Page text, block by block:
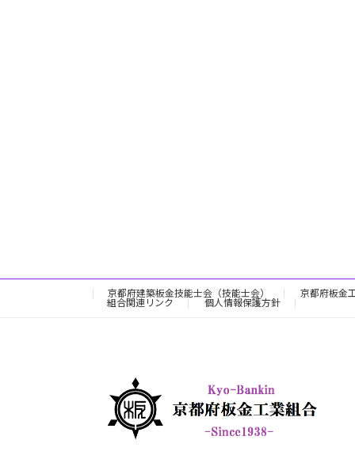
京都府建築板金技能士会（技能士会）
京都府板金
組合関連リンク
個人情報保護方針